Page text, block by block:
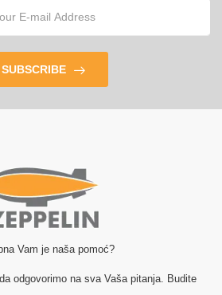
SUBSCRIBE
Vam je naša pomoć?
odgovorimo na sva Vaša pitanja. Budite